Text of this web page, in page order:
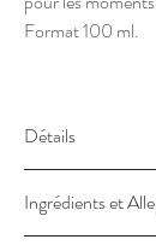
Format 100 ml.
Détails
RIVIÈRE
Une eau de
Ingrédients et